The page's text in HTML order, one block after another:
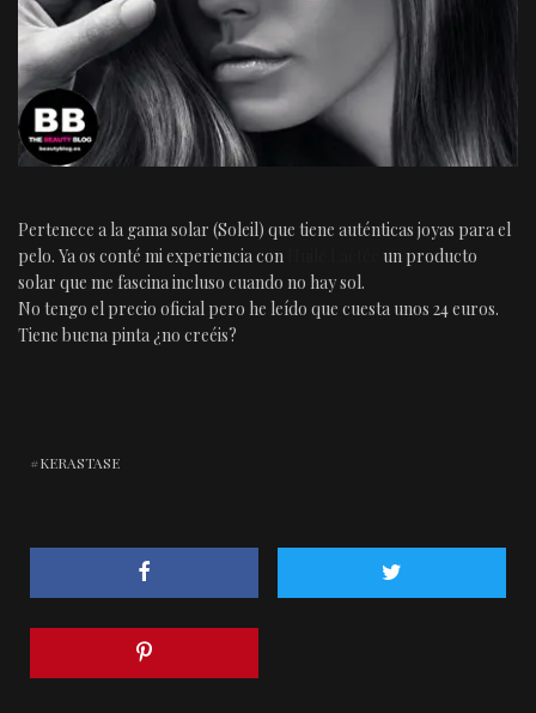
Pertenece a la gama solar (Soleil) que tiene auténticas joyas para el
pelo. Ya os conté mi experiencia con
un producto
solar que me fascina incluso cuando no hay sol.
No tengo el precio oficial pero he leído que cuesta unos 24 euros.
Tiene buena pinta ¿no creéis?
KERASTASE